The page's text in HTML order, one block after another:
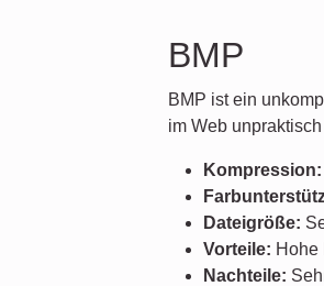
BMP
BMP ist ein
im Web
Kompression:
Dateigröße:
Vorteile: Hohe
Nachteile: